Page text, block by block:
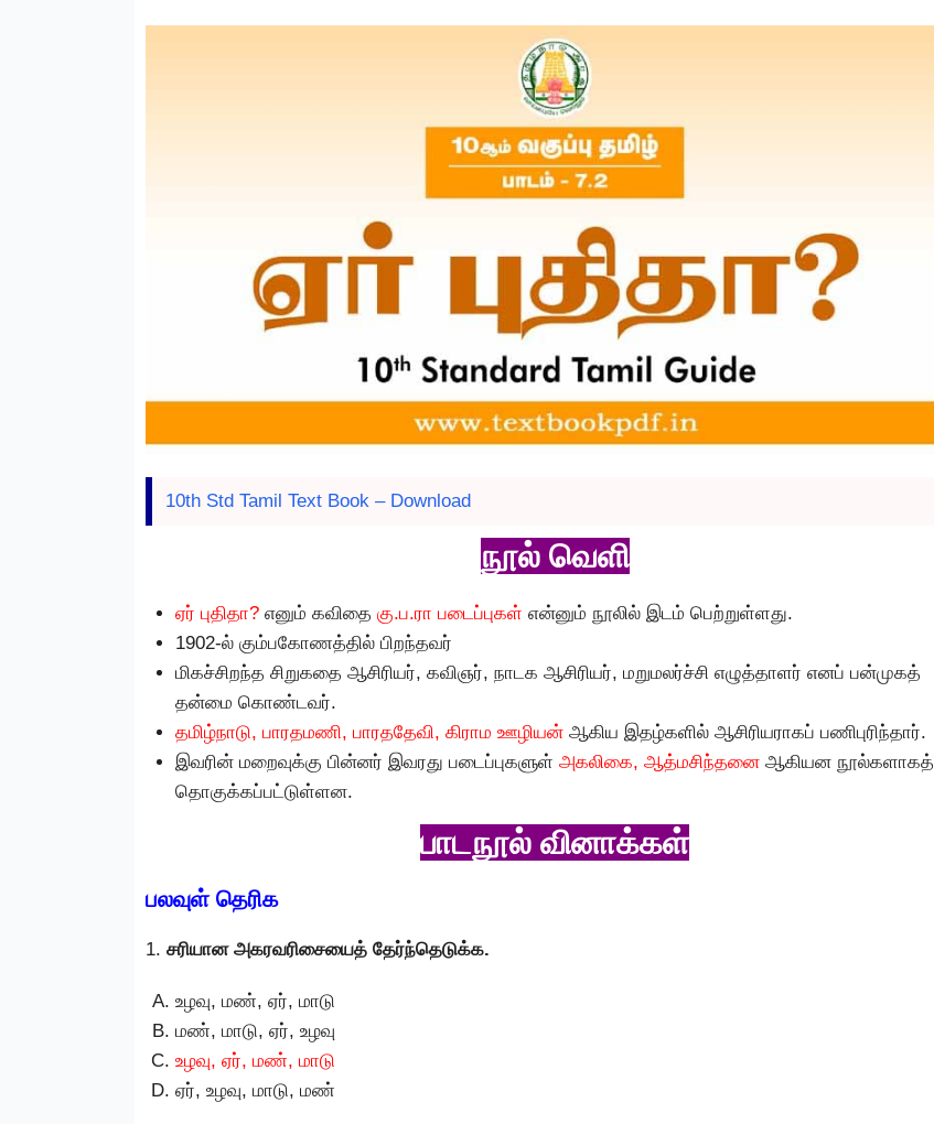
10th Std Tamil Text Book – Download
நூல் வெளி
ஏர் புதிதா? எனும் கவிதை கு.ப.ரா படைப்புகள் என்னும் நூலில் இடம் பெற்றுள்ளது.
1902-ல் கும்பகோணத்தில் பிறந்தவர்
மிகச்சிறந்த சிறுகதை ஆசிரியர், கவிஞர், நாடக ஆசிரியர், மறுமலர்ச்சி எழுத்தாளர் எனப் பன்முகத்
தன்மை கொண்டவர்.
தமிழ்நாடு, பாரதமணி, பாரததேவி, கிராம ஊழியன் ஆகிய இதழ்களில் ஆசிரியராகப் பணிபுரிந்தார்.
இவரின் மறைவுக்கு பின்னர் இவரது படைப்புகளுள் அகலிகை, ஆத்மசிந்தனை ஆகியன நூல்களாகத்
தொகுக்கப்பட்டுள்ளன.
பாடநூல் வினாக்கள்
பலவுள் தெரிக
1. சரியான அகரவரிசையைத் தேர்ந்தெடுக்க.
உழவு, மண், ஏர், மாடு
மண், மாடு, ஏர், உழவு
உழவு, ஏர், மண், மாடு
ஏர், உழவு, மாடு, மண்